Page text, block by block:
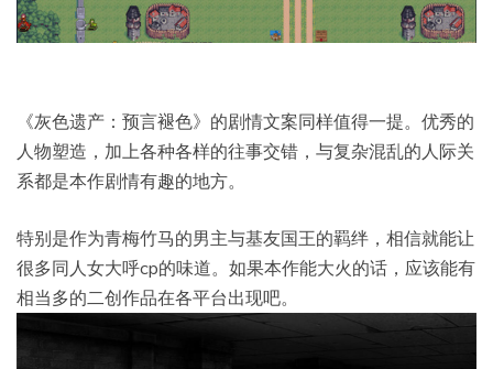
《灰色遗产：预言褪色》的剧情文案同样值得一提。优秀的
人物塑造，加上各种各样的往事交错，与复杂混乱的人际关
系都是本作剧情有趣的地方。
特别是作为青梅竹马的男主与基友国王的羁绊，相信就能让
很多同人女大呼cp的味道。如果本作能大火的话，应该能有
相当多的二创作品在各平台出现吧。